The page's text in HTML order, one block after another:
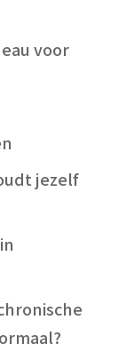
voor
jezelf